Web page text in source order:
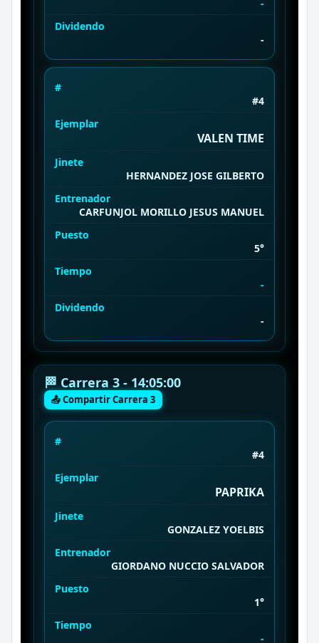
-
Dividendo
-
#
#4
Ejemplar
VALEN TIME
Jinete
HERNANDEZ JOSE GILBERTO
Entrenador
CARFUNJOL MORILLO JESUS MANUEL
Puesto
5°
Tiempo
-
Dividendo
-
🏁 Carrera 3 - 14:05:00
📤 Compartir Carrera 3
#
#4
Ejemplar
PAPRIKA
Jinete
GONZALEZ YOELBIS
Entrenador
GIORDANO NUCCIO SALVADOR
Puesto
1°
Tiempo
-